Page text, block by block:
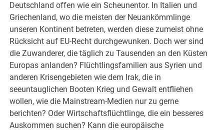
Deutschland offen wie ein Scheunentor. In Italien und
Griechenland, wo die meisten der Neuankömmlinge
unseren Kontinent betreten, werden diese zumeist ohne
Rücksicht auf EU-Recht durchgewunken. Doch wer sind
die Zuwanderer, die täglich zu Tausenden an den Küsten
Europas anlanden? Flüchtlingsfamilien aus Syrien und
anderen Krisengebieten wie dem Irak, die in
seeuntauglichen Booten Krieg und Gewalt entfliehen
wollen, wie die Mainstream-Medien nur zu gerne
berichten? Oder Wirtschaftsflüchtlinge, die ein besseres
Auskommen suchen? Kann die europäische